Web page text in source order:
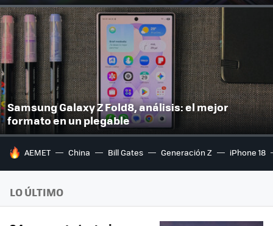
Samsung Galaxy Z Fold8, análisis: el mejor
formato en un plegable
HOY SE HABLA DE
AEMET China Bill Gates Generación Z iPhone 18
LO ÚLTIMO